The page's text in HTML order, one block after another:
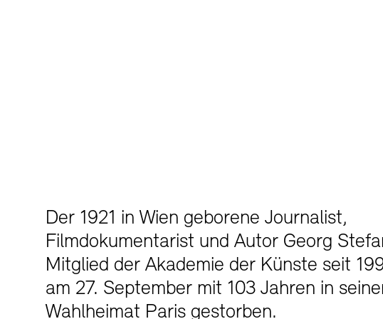
Der 1921 in Wien geborene Journalist,
Filmdokumentarist und Autor Georg
Mitglied der Akademie der Künste seit
am 27. September mit 103 Jahren in
Wahlheimat Paris gestorben.